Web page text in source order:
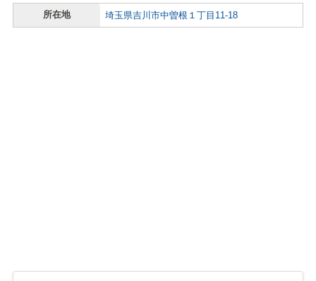
所在地 埼玉県吉川市中曽根１丁目11-18